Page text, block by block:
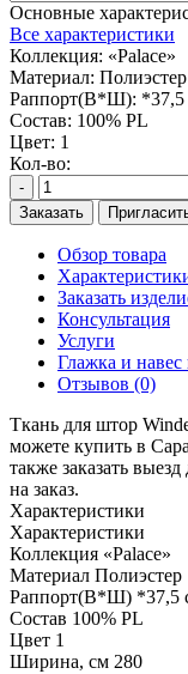
Основные
Все характеристики
Коллекция: «Palace»
Материал: Полиэстер
Раппорт(В*Ш):
Состав: 100% PL
Цвет: 1
Кол-во:
-
Заказать
Обзор товара
Заказать
Консультация
Услуги
Глажка и
Отзывов (0)
Ткань для штор
можете купить в
также заказать
на заказ.
Характеристики
Характеристики
Коллекция «Palace»
Материал Полиэстер
Раппорт(В*Ш) *37,5
Состав 100% PL
Цвет 1
Ширина, см 280